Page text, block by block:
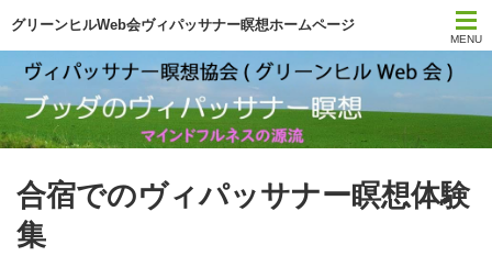
グリーンヒルWeb会ヴィパッサナー瞑想ホームページ
MENU
トップページ
スケジュール
今日の一言
月刊サティ
合宿でのヴィパッサナー瞑想体験
集